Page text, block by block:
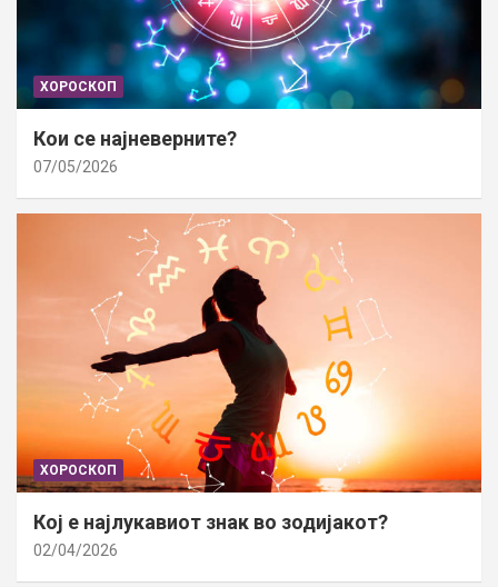
ХОРОСКОП
Кои се најневерните?
07/05/2026
ХОРОСКОП
Кој е најлукавиот знак во зодијакот?
02/04/2026